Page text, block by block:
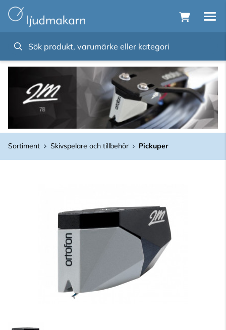
Sortiment Skivspelare och tillbehör Pickuper